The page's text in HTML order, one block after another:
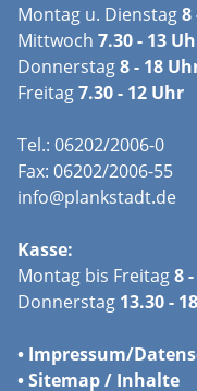
Montag u. Dienstag8
Mittwoch 7.30 - 13
Donnerstag8 - 18
Freitag7.30 - 12 Uhr
Tel.: 06202/2006-0
Fax: 06202/2006-55
info@plankstadt.de
Kasse:
Montag bis Freitag8
Donnerstag 13.30 -
• Impressum/
•Sitemap / Inhalte